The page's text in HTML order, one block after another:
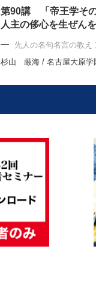
第90講 「帝王学その
人主の侈心を生ぜんを
先人の名句名言の教え
杉山 厳海 / 名古屋大原学